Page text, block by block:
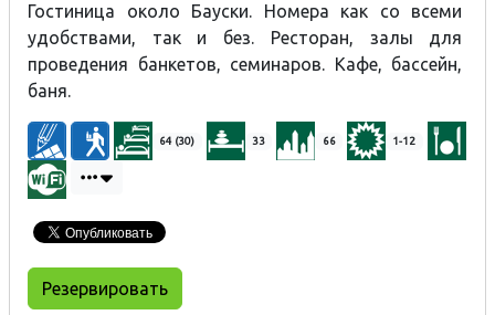
Гостиница около Бауски. Номера как со всеми
удобствами, так и без. Ресторан, залы для
проведения банкетов, семинаров. Кафе, бассейн,
баня.
64 (30) 33 66 1-12
Резервировать